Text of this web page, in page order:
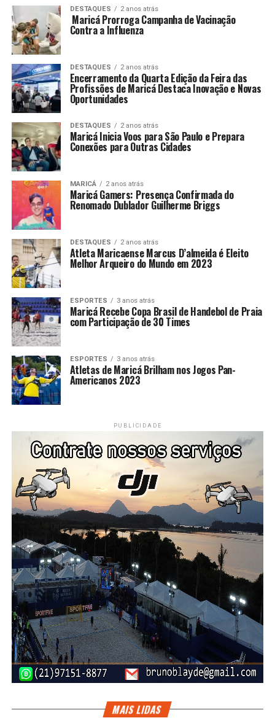
DESTAQUES 2 anos atrás
Maricá Prorroga Campanha de Vacinação
Contra a Influenza
DESTAQUES 2 anos atrás
Encerramento da Quarta Edição da Feira das
Profissões de Maricá Destaca Inovação e Novas
Oportunidades
DESTAQUES 2 anos atrás
Maricá Inicia Voos para São Paulo e Prepara
Conexões para Outras Cidades
MARICÁ 2 anos atrás
Maricá Gamers: Presença Confirmada do
Renomado Dublador Guilherme Briggs
DESTAQUES 2 anos atrás
Atleta Maricaense Marcus D’almeida é Eleito
Melhor Arqueiro do Mundo em 2023
ESPORTES 3 anos atrás
Maricá Recebe Copa Brasil de Handebol de Praia
com Participação de 30 Times
ESPORTES 3 anos atrás
Atletas de Maricá Brilham nos Jogos Pan-
Americanos 2023
PUBLICIDADE
MAIS LIDAS